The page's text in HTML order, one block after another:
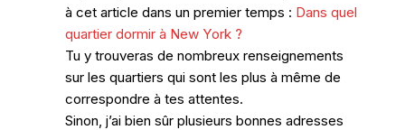
à cet article dans un premier temps : Dans quel
quartier dormir à New York ?
Tu y trouveras de nombreux renseignements
sur les quartiers qui sont les plus à même de
correspondre à tes attentes.
Sinon, j’ai bien sûr plusieurs bonnes adresses